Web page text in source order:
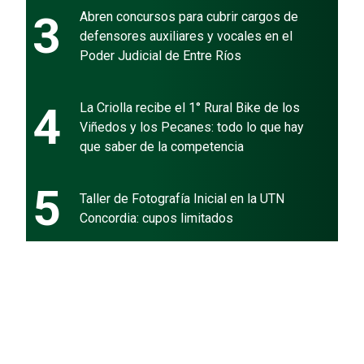
3
Abren concursos para cubrir cargos de
defensores auxiliares y vocales en el
Poder Judicial de Entre Ríos
4
La Criolla recibe el 1° Rural Bike de los
Viñedos y los Pecanes: todo lo que hay
que saber de la competencia
5
Taller de Fotografía Inicial en la UTN
Concordia: cupos limitados